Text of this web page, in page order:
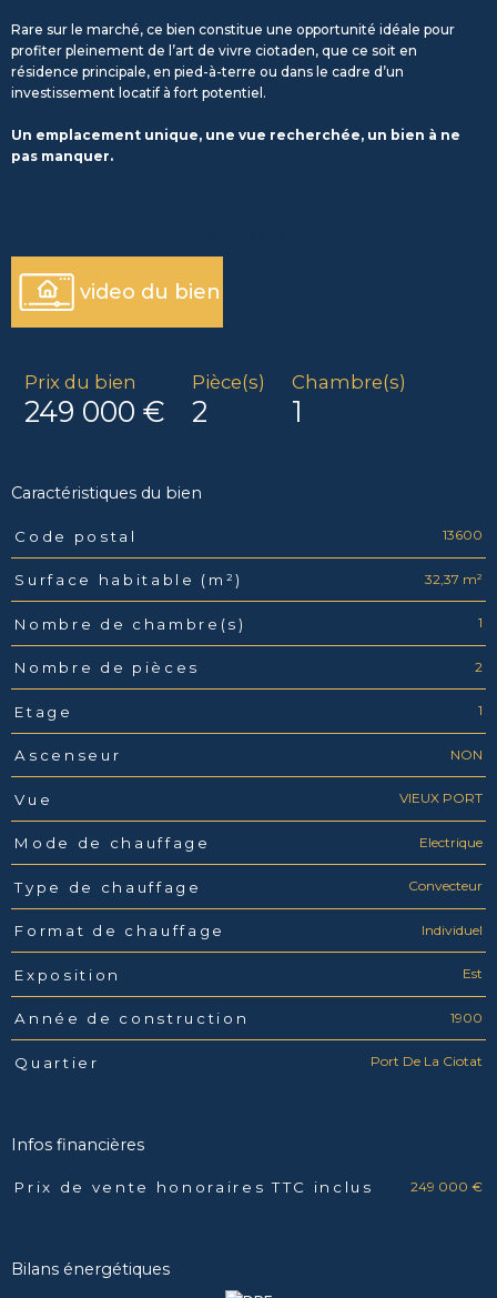
Rare sur le marché, ce bien constitue une opportunité idéale pour
profiter pleinement de l’art de vivre ciotaden, que ce soit en
résidence principale, en pied-à-terre ou dans le cadre d’un
investissement locatif à fort potentiel.
Un emplacement unique, une vue recherchée, un bien à ne
pas manquer.
video du bien
Prix du bien
249 000 €
Pièce(s)
2
Chambre(s)
1
Caractéristiques du bien
Caractéristiques Valeurs
Code postal 13600
Surface habitable (m²) 32,37 m²
Nombre de chambre(s) 1
Nombre de pièces 2
Etage 1
Ascenseur NON
Vue VIEUX PORT
Mode de chauffage Electrique
Type de chauffage Convecteur
Format de chauffage Individuel
Exposition Est
Année de construction 1900
Quartier Port De La Ciotat
Infos financières
Caractéristiques Valeurs
Prix de vente honoraires TTC inclus 249 000 €
Bilans énergétiques